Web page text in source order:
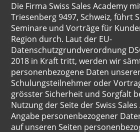
Die Firma Swiss Sales Academy
Triesenberg 9497, Schweiz, führt
Seminare und Vorträge für
Region durch. Laut der EU-
Datenschutzgrundverordnung
2018 in Kraft tritt, werden wir
personenbezogene Daten
Schulungsteilnehmer oder
grösster Sicherheit und Sorgfalt
Nutzung der Seite der Swiss
Angabe personenbezogener
auf unseren Seiten